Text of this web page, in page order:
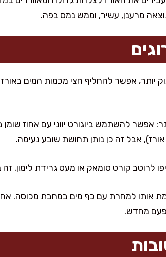
מרענן, עשיר, וממש נמס בפה.
יותר, אפשר להחליף חצי מכמות המים
אפשר להשתמש ביוגורט יווני עם אחוז
אבל זה כן נותן תחושת שובע נעימה.
לרוטב קורט סומאק או מעט גרידת
אותו למחרת עם כף מים במחבת מכוסה. אחר
פעם מחדש.